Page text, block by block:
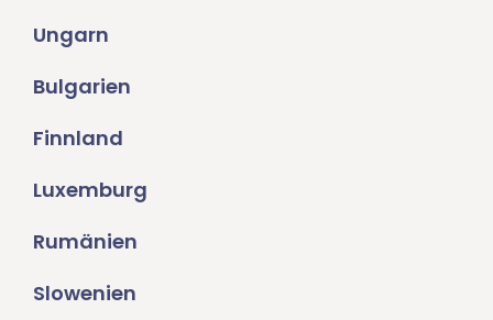
Ungarn
Bulgarien
Finnland
Luxemburg
Rumänien
Slowenien